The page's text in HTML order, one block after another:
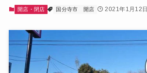
開店・閉店 国分寺市 開店 2021年1月12日